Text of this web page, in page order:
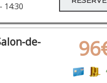
14:30
de-